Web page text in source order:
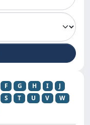
F G H I
J
S T U V
W